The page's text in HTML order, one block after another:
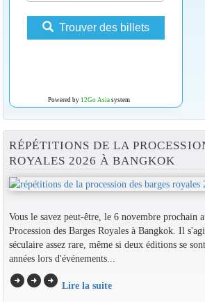
Trouver des billets
Powered by 12Go Asiasystem
RÉPÉTITIONS DE LA
ROYALES 2026 À BANGKOK
Vous le savez peut-être, le 6 novembre prochain
Procession des Barges Royales à Bangkok. Il
séculaire assez rare, même si deux éditions se
années lors d'événements...
arrow_circle_rightarrow_circle_rightarrow_circle_right Lire la suite